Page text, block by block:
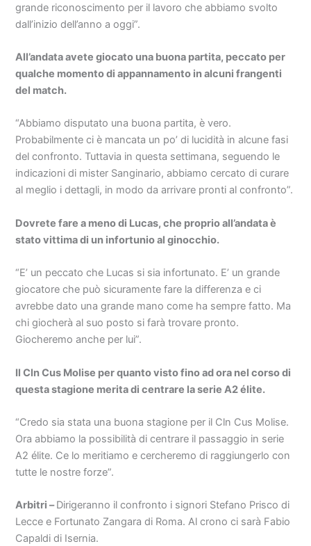
grande riconoscimento per il lavoro che abbiamo svolto
dall’inizio dell’anno a oggi”.
All’andata avete giocato una buona partita, peccato per
qualche momento di appannamento in alcuni frangenti
del match.
“Abbiamo disputato una buona partita, è vero.
Probabilmente ci è mancata un po’ di lucidità in alcune fasi
del confronto. Tuttavia in questa settimana, seguendo le
indicazioni di mister Sanginario, abbiamo cercato di curare
al meglio i dettagli, in modo da arrivare pronti al confronto”.
Dovrete fare a meno di Lucas, che proprio all’andata è
stato vittima di un infortunio al ginocchio.
“E’ un peccato che Lucas si sia infortunato. E’ un grande
giocatore che può sicuramente fare la differenza e ci
avrebbe dato una grande mano come ha sempre fatto. Ma
chi giocherà al suo posto si farà trovare pronto.
Giocheremo anche per lui”.
Il Cln Cus Molise per quanto visto fino ad ora nel corso di
questa stagione merita di centrare la serie A2 élite.
“Credo sia stata una buona stagione per il Cln Cus Molise.
Ora abbiamo la possibilità di centrare il passaggio in serie
A2 élite. Ce lo meritiamo e cercheremo di raggiungerlo con
tutte le nostre forze”.
Arbitri –Dirigeranno il confronto i signori Stefano Prisco di
Lecce e Fortunato Zangara di Roma. Al crono ci sarà Fabio
Capaldi di Isernia.